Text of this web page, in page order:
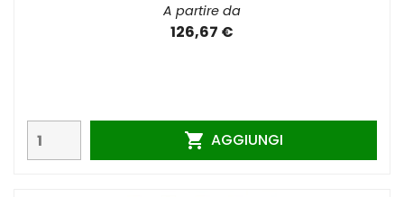
A partire da
126,67 €
 AGGIUNGI